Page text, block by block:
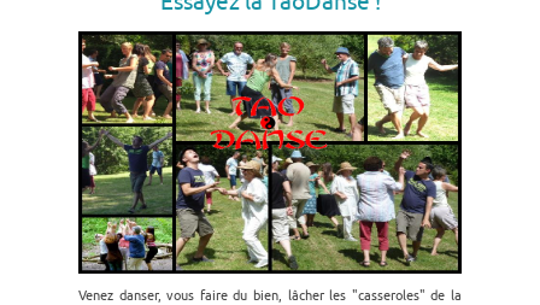
Venez danser, vous faire du bien, lâcher les "casseroles" de la